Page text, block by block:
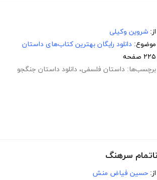
از: شروین وکیلی
موضوع: دانلود رایگان بهترین کتاب‌های داستان
۲۲۵ صفحه
برچسب‌ها: داستان فلسفی، دانلود داستان جنگجو
سرهنگ
از: حسین فیاض منش